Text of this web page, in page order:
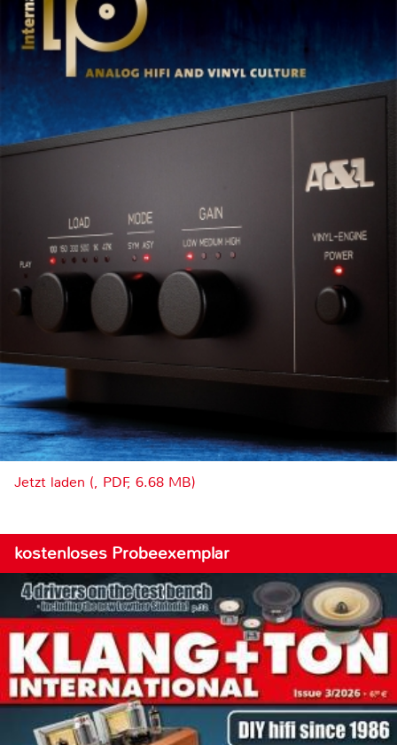
Jetzt laden (, PDF, 6.68 MB)
kostenloses Probeexemplar